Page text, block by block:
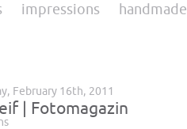
impressions handmade
February 16th, 2011
| Fotomagazin